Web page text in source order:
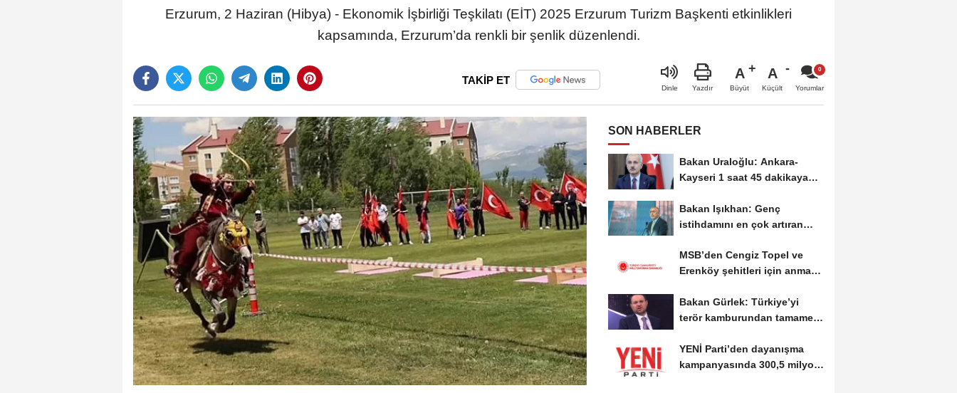
Erzurum, 2 Haziran (Hibya) - Ekonomik İşbirliği Teşkilatı (EİT) 2025 Erzurum Turizm Başkenti etkinlikleri
kapsamında, Erzurum’da renkli bir şenlik düzenlendi.
TAKİP ET
Dinle Yazdır
A
Büyüt
A
Küçült Yorumlar
SON HABERLER
Bakan Uraloğlu: Ankara-
Kayseri 1 saat 45 dakikaya
Bakan Işıkhan: Genç
istihdamını en çok artıran
MSB’den Cengiz Topel ve
Erenköy şehitleri için anma
Bakan Gürlek: Türkiye’yi
terör kamburundan tamamen
YENİ Parti’den dayanışma
kampanyasında 300,5 milyon